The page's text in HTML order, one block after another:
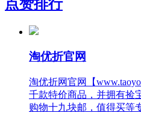
点赞排行
淘优折官网
淘优折网官网【
千款特价商品，并拥有捡
购物十九块邮，值得买等